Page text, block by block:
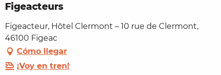
Figeacteurs
Figeacteur, Hôtel Clermont – 10 rue de Clermont,
46100 Figeac
Cómo llegar
¡Voy en tren!